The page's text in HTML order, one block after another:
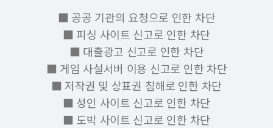
■ 공공 기관의 요청으로 인한 차단
■ 피싱 사이트 신고로 인한 차단
■ 대출광고 신고로 인한 차단
■ 게임 사설서버 이용 신고로 인한 차단
■ 저작권 및 상표권 침해로 인한 차단
■ 성인 사이트 신고로 인한 차단
■ 도박 사이트 신고로 인한 차단